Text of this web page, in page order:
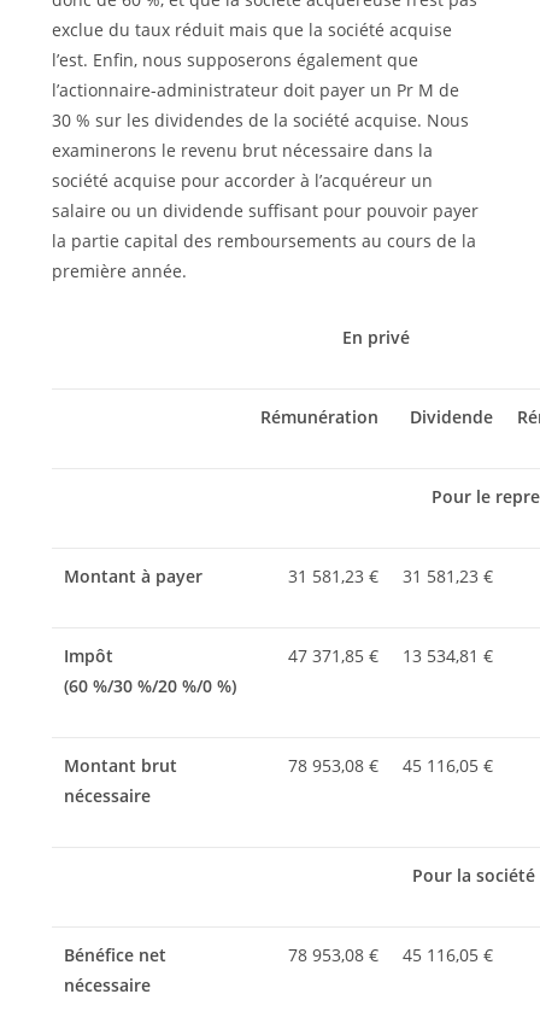
exclue du taux réduit mais que la société acquise
l’est. Enfin, nous supposerons également que
l’actionnaire-administrateur doit payer un Pr M de
30 % sur les dividendes de la société acquise. Nous
examinerons le revenu brut nécessaire dans la
société acquise pour accorder à l’acquéreur un
salaire ou un dividende suffisant pour pouvoir payer
la partie capital des remboursements au cours de la
première année.
En privé
Rémunération Dividende
Pour le
Montant à payer 31 581,23 € 31 581,23 €
Impôt
(60 %/30 %/20 %/0 %)
47 371,85 € 13 534,81 €
Montant brut
nécessaire
78 953,08 € 45 116,05 €
Pour la
Bénéfice net
nécessaire
78 953,08 € 45 116,05 €